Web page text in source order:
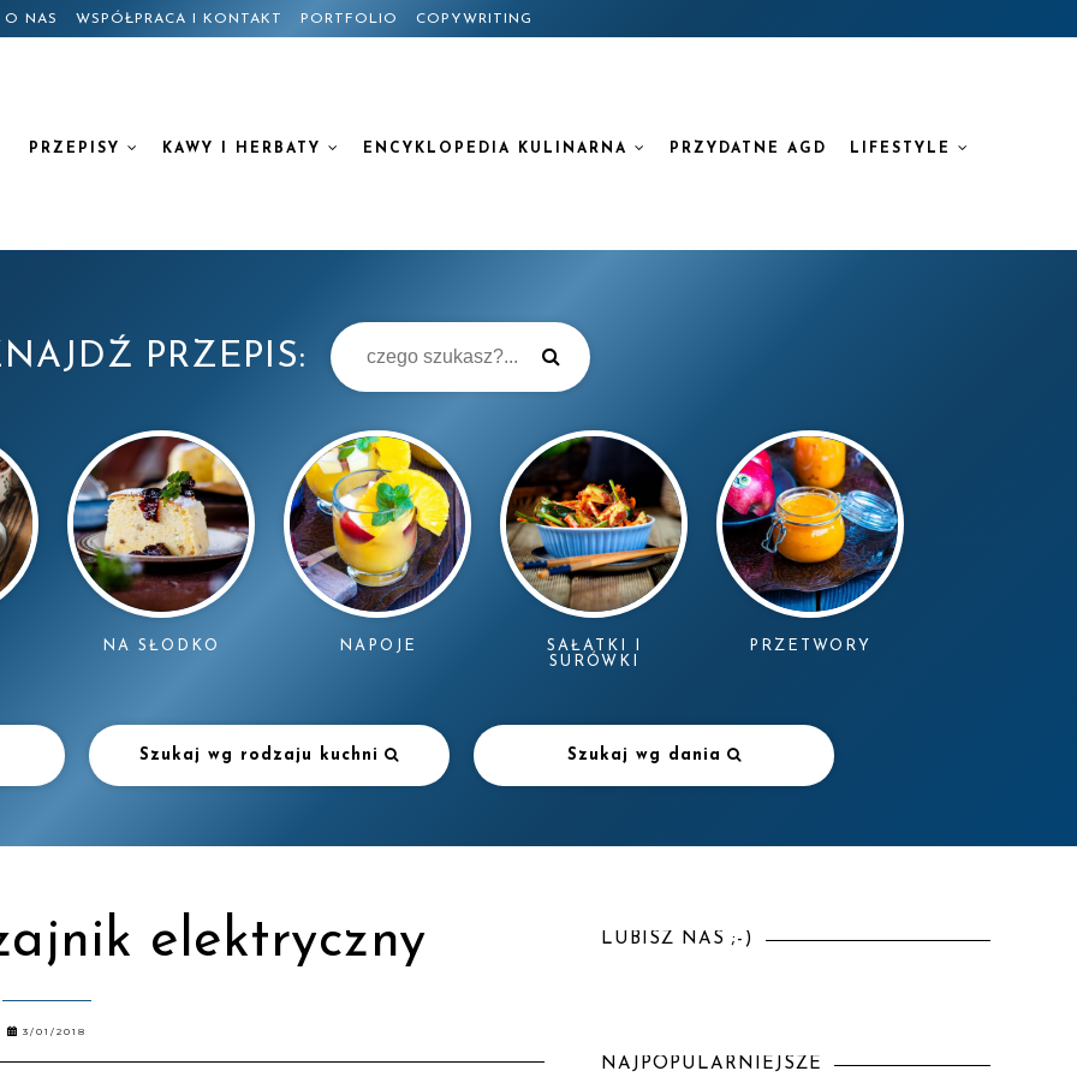
O NAS WSPÓŁPRACA I KONTAKT PORTFOLIO COPYWRITING
PRZEPISY KAWY I HERBATY ENCYKLOPEDIA KULINARNA PRZYDATNE AGD LIFESTYLE
PRZEPIS:
NA SŁODKO NAPOJE
SAŁATKI I
SURÓWKI
PRZETWORY
Szukaj wg rodzaju kuchni Szukaj wg dania
elektryczny
3/01/2018
LUBISZ NAS ;-)
NAJPOPULARNIEJSZE